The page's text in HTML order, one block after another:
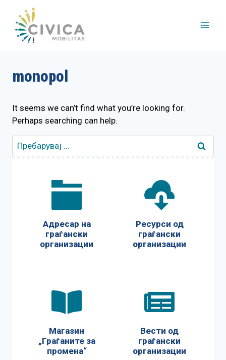
content
monopol
It seems we can’t find what you’re looking for.
Perhaps searching can help.
Пребарувај
за:
Адресар на
граѓански
организации
Ресурси од
граѓански
организации
Магазин
„Граѓаните за
промена“
Вести од
граѓански
организации